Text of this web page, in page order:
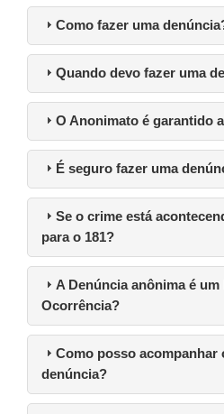
Como fazer uma
Quando devo fazer uma
O Anonimato é garantido
É seguro fazer uma
Se o crime está
para o 181?
A Denúncia anônima é
Ocorrência?
Como posso acompanhar
denúncia?